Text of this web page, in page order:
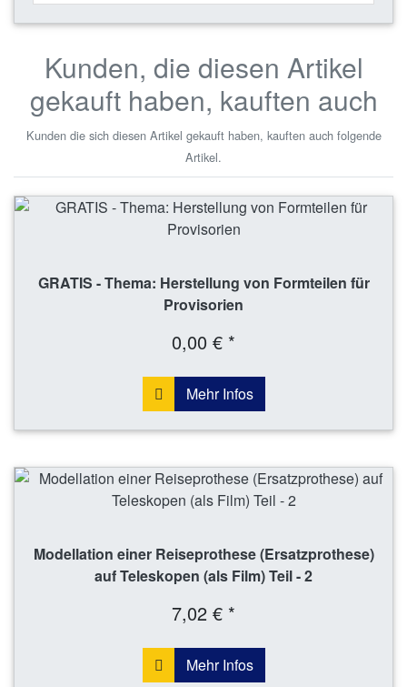
Kunden, die diesen Artikel
gekauft haben, kauften auch
Kunden die sich diesen Artikel gekauft haben, kauften auch folgende
Artikel.
GRATIS - Thema: Herstellung von Formteilen für
Provisorien
0,00 € *
Mehr Infos
Modellation einer Reiseprothese (Ersatzprothese)
auf Teleskopen (als Film) Teil - 2
7,02 € *
Mehr Infos